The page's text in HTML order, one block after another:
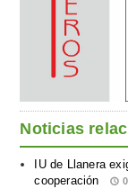
Noticias
IU de Llanera
cooperación